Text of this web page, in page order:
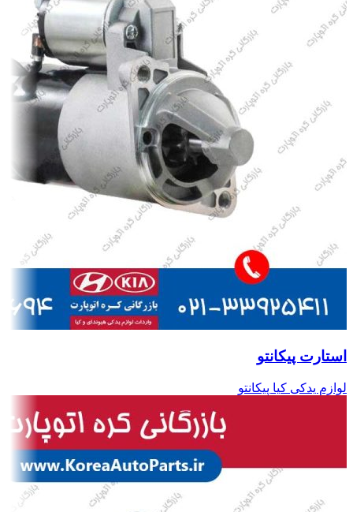
استارت پیکانتو
لوازم یدکی کیا پیکانتو